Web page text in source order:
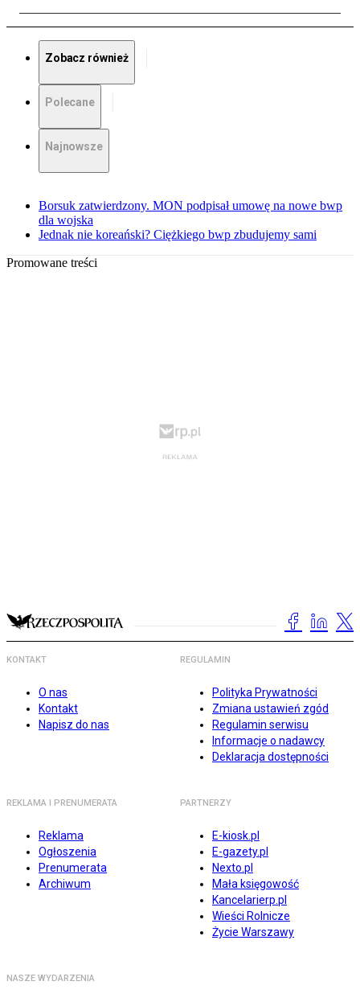
Zobacz również
Polecane
Najnowsze
Borsuk zatwierdzony. MON podpisał umowę na nowe bwp
dla wojska
Jednak nie koreański? Ciężkiego bwp zbudujemy sami
Promowane treści
KONTAKT
O nas
Kontakt
Napisz do nas
REGULAMIN
Polityka Prywatności
Zmiana ustawień zgód
Regulamin serwisu
Informacje o nadawcy
Deklaracja dostępności
REKLAMA I PRENUMERATA
Reklama
Ogłoszenia
Prenumerata
Archiwum
PARTNERZY
E-kiosk.pl
E-gazety.pl
Nexto.pl
Mała księgowość
Kancelarierp.pl
Wieści Rolnicze
Życie Warszawy
NASZE WYDARZENIA